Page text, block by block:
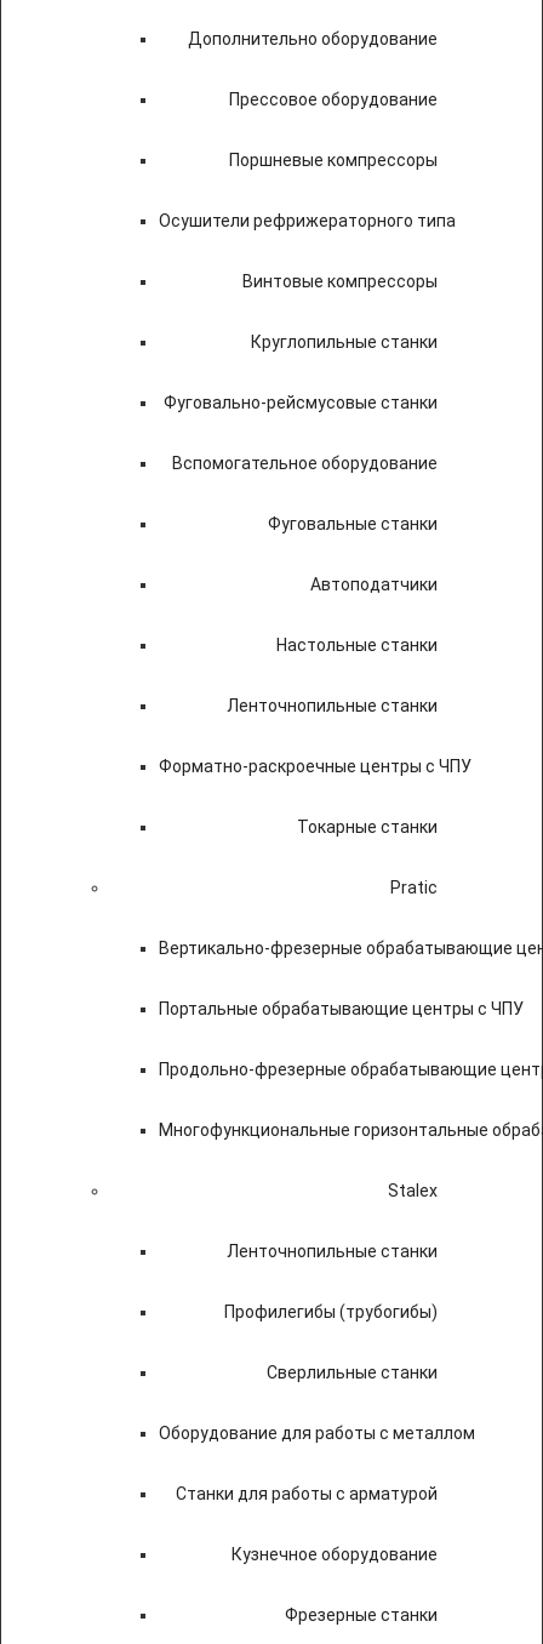
Дополнительно оборудование
Прессовое оборудование
Поршневые компрессоры
Осушители рефрижераторного типа
Винтовые компрессоры
Круглопильные станки
Фуговально-рейсмусовые станки
Вспомогательное оборудование
Фуговальные станки
Автоподатчики
Настольные станки
Ленточнопильные станки
Форматно-раскроечные центры с ЧПУ
Токарные станки
Pratic
Вертикально-фрезерные обрабатывающие
Портальные обрабатывающие центры с ЧПУ
Продольно-фрезерные обрабатывающие
Многофункциональные горизонтальные
Stalex
Ленточнопильные станки
Профилегибы (трубогибы)
Сверлильные станки
Оборудование для работы с металлом
Станки для работы с арматурой
Кузнечное оборудование
Фрезерные станки